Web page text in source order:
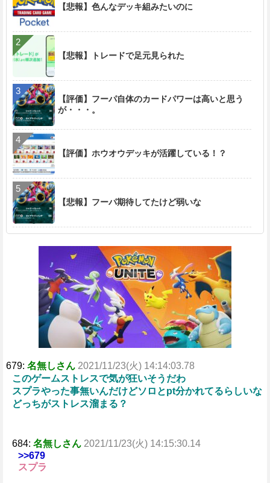
【悲報】色んなデッキ組みたいのに
【悲報】トレードで足元見られた
【評価】フーパ自体のカードパワーは高いと思う
が・・・。
【評価】ホウオウデッキが活躍している！？
【悲報】フーパ期待してたけど弱いな
679: 名無しさん 2021/11/23(火) 14:14:03.78
このゲームストレスで気が狂いそうだわ
スプラやった事無いんだけどソロとpt分かれてるらしいな
どっちがストレス溜まる？
684: 名無しさん 2021/11/23(火) 14:15:30.14
>>679
スプラ